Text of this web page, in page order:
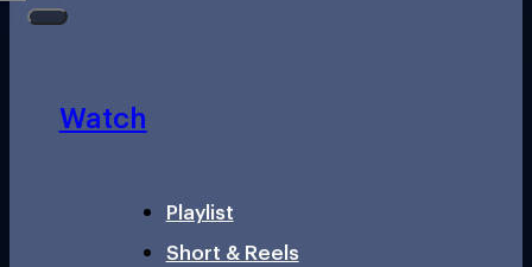
Watch
Playlist
Short & Reels